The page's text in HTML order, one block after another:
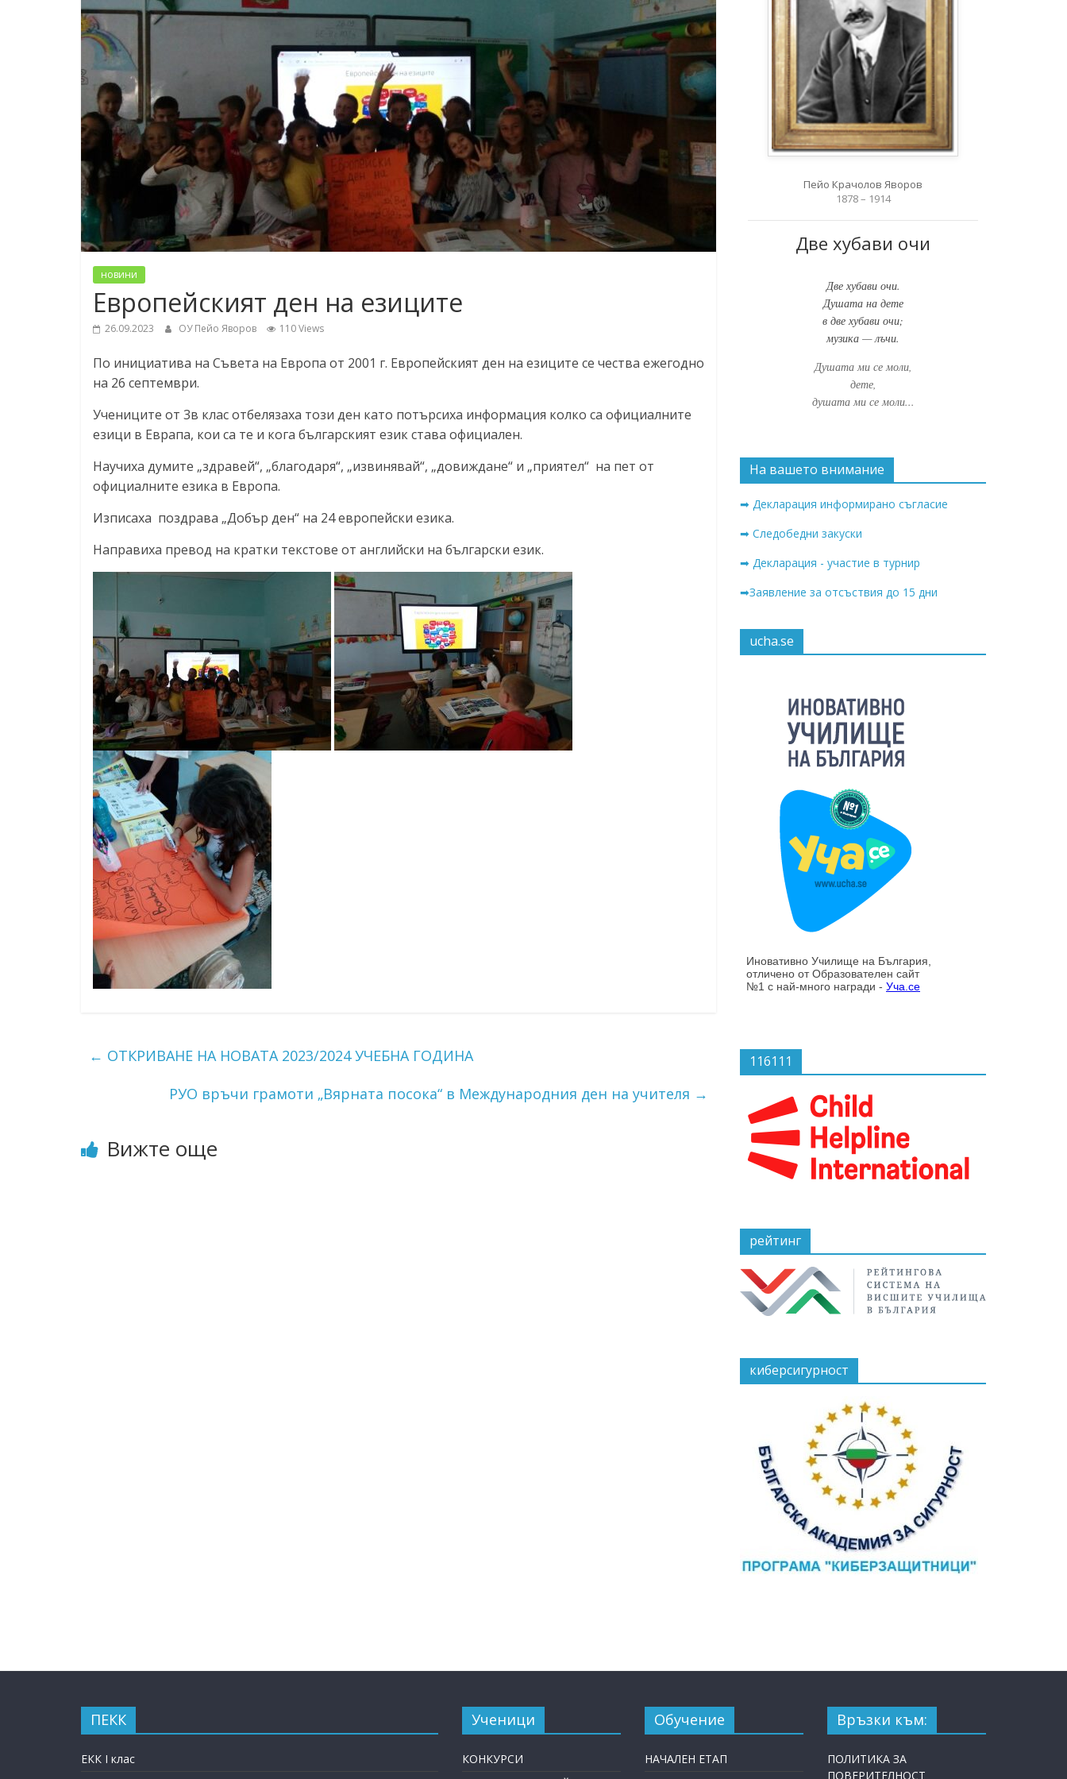
новини
Европейският ден на езиците
26.09.2023 ОУ Пейо Яворов 110 Views
По инициатива на Съвета на Европа от 2001 г. Европейският ден на езиците се чества ежегодно
на 26 септември.
Учениците от 3в клас отбелязаха този ден като потърсиха информация колко са официалните
езици в Еврапа, кои са те и кога българският език става официален.
Научиха думите „здравей“, „благодаря“, „извинявай“, „довиждане“ и „приятел“ на пет от
официалните езика в Европа.
Изписаха поздрава „Добър ден“ на 24 европейски езика.
Направиха превод на кратки текстове от английски на български език.
← ОТКРИВАНЕ НА НОВАТА 2023/2024 УЧЕБНА ГОДИНА
РУО връчи грамоти „Вярната посока“ в Международния ден на учителя →
Вижте още
Пейо Крачолов Яворов
1878 – 1914
Две хубави очи
Две хубави очи.
Душата на дете
в две хубави очи;
музика — лъчи.
Душата ми се моли,
дете,
душата ми се моли...
На вашето внимание
➡ Декларация информирано съгласие
➡ Следобедни закуски
➡ Декларация - участие в турнир
➡Заявление за отсъствия до 15 дни
ucha.se
116111
рейтинг
киберсигурност
ПЕКК
ЕКК I клас
Ученици
КОНКУРСИ
Обучение
НАЧАЛЕН ЕТАП
Връзки към:
ПОЛИТИКА ЗА
ПОВЕРИТЕЛНОСТ